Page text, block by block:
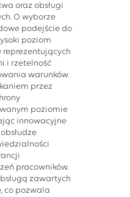
oraz obsługi
O wyborze
podejście do
poziom
i rzetelność
warunków
przez
poziomie
innowacyjne
pracowników.
zawartych
co pozwala